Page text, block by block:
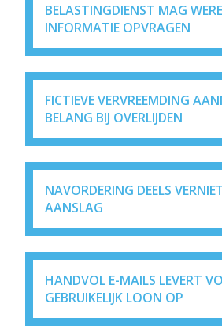
BELASTINGDIENST MAG
INFORMATIE OPVRAGEN
FICTIEVE VERVREEMDING
BELANG BIJ OVERLIJDEN
NAVORDERING DEELS
AANSLAG
HANDVOL E-MAILS LEVERT
GEBRUIKELIJK LOON OP